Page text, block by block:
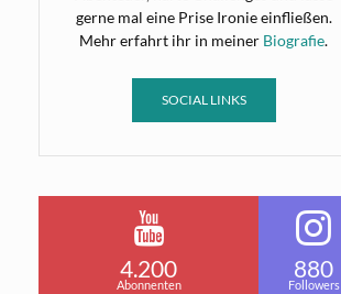
gerne mal eine Prise Ironie einfließen.
Mehr erfahrt ihr in meiner Biografie.
SOCIAL LINKS
4.200
Abonnenten
880
Followers